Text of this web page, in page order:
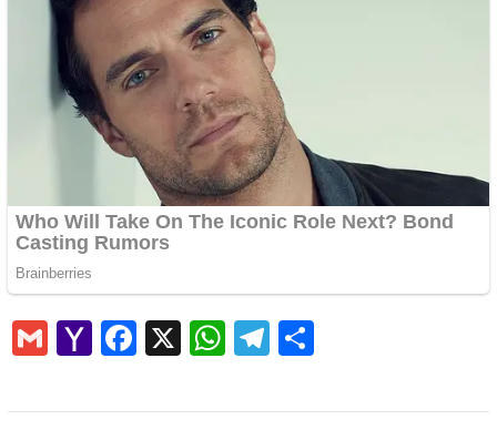
GmailYahoo
Mail
Facebook
X WhatsApp
Telegram